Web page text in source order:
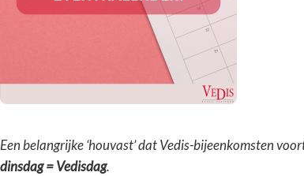
Een belangrijke ‘houvast’ dat Vedis-bijeenkomsten
dinsdag = Vedisdag.